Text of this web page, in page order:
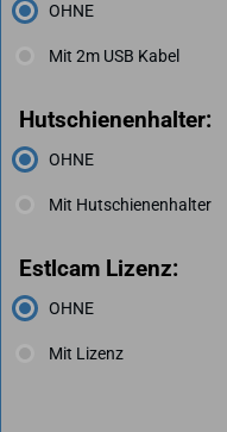
OHNE
Mit 2m USB Kabel
Hutschienenhalter:
OHNE
Mit Hutschienenhalter
Estlcam Lizenz:
OHNE
Mit Lizenz